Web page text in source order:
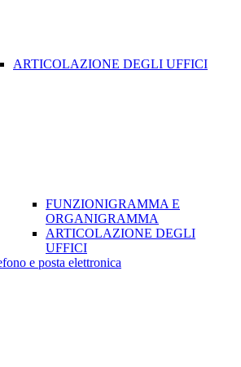
ARTICOLAZIONE DEGLI UFFICI
FUNZIONIGRAMMA E
ORGANIGRAMMA
ARTICOLAZIONE DEGLI
UFFICI
e posta elettronica